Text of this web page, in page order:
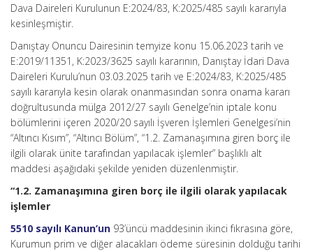
Dava Daireleri Kurulunun E:2024/83, K:2025/485 sayılı kararıyla
kesinleşmiştir.
Danıştay Onuncu Dairesinin temyize konu 15.06.2023 tarih ve
E:2019/11351, K:2023/3625 sayılı kararının, Danıştay İdari Dava
Daireleri Kurulu’nun 03.03.2025 tarih ve E:2024/83, K:2025/485
sayılı kararıyla kesin olarak onanmasından sonra onama kararı
doğrultusunda mülga 2012/27 sayılı Genelge’nin iptale konu
bölümlerini içeren 2020/20 sayılı İşveren İşlemleri Genelgesi’nin
“Altıncı Kısım”, “Altıncı Bölüm”, “1.2. Zamanaşımına giren borç ile
ilgili olarak ünite tarafından yapılacak işlemler” başlıklı alt
maddesi aşağıdaki şekilde yeniden düzenlenmiştir.
“1.2. Zamanaşımına giren borç ile ilgili olarak yapılacak
işlemler
5510 sayılı Kanun’un 93’üncü maddesinin ikinci fıkrasına göre,
Kurumun prim ve diğer alacakları ödeme süresinin dolduğu tarihi